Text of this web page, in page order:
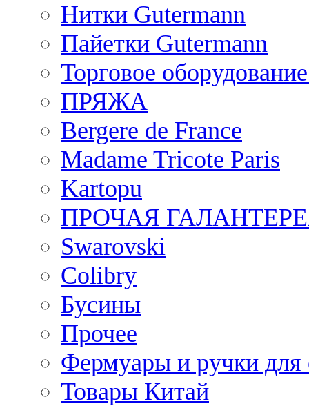
Нитки Gutermann
Пайетки Gutermann
Торговое
ПРЯЖА
Bergere de France
Madame Tricote Paris
Kartopu
ПРОЧАЯ
Swarovski
Colibry
Бусины
Прочее
Фермуары и ручки для
Товары Китай